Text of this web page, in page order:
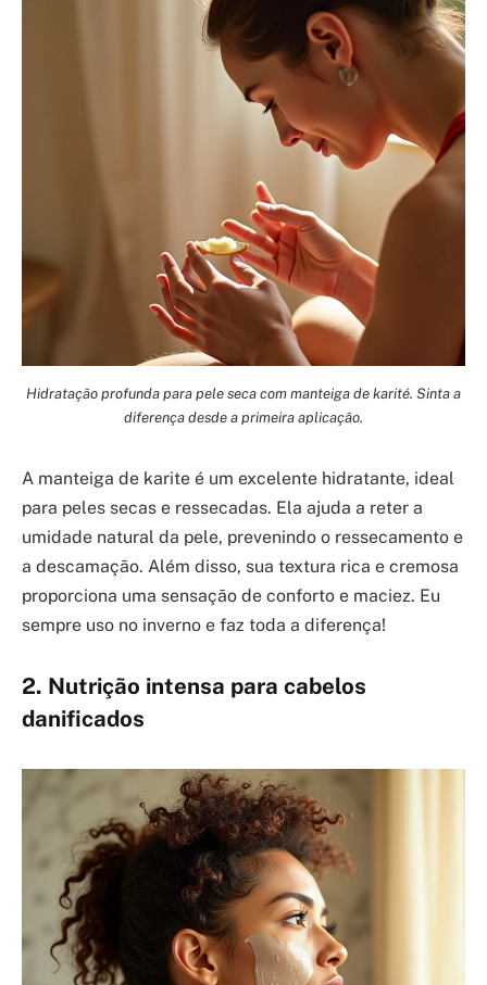
Hidratação profunda para pele seca com manteiga de karité. Sinta a
diferença desde a primeira aplicação.
A manteiga de karite é um excelente hidratante, ideal
para peles secas e ressecadas. Ela ajuda a reter a
umidade natural da pele, prevenindo o ressecamento e
a descamação. Além disso, sua textura rica e cremosa
proporciona uma sensação de conforto e maciez. Eu
sempre uso no inverno e faz toda a diferença!
2. Nutrição intensa para cabelos
danificados